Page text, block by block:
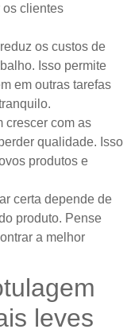
os clientes
os custos de
Isso permite
em outras tarefas
crescer com as
qualidade. Isso
produtos e
certa depende de
produto. Pense
a melhor
leves